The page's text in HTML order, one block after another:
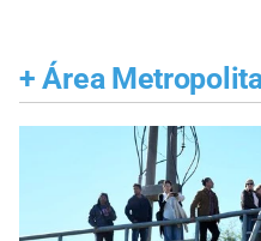
+ Área